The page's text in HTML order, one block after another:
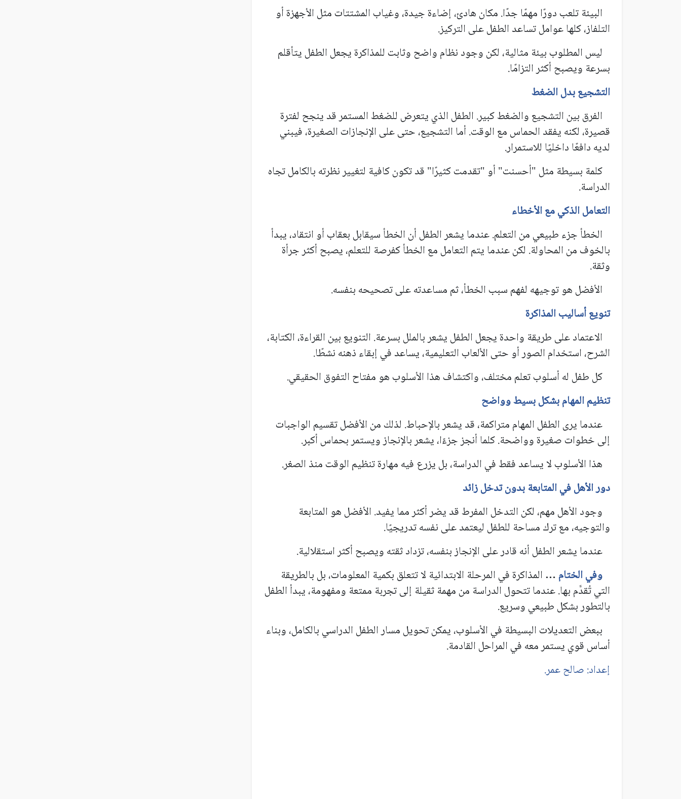
البيئة تلعب دورًا مهمًا جدًا. مكان هادئ، إضاءة جيدة، وغياب المشتتات مثل الأجهزة أو
التلفاز، كلها عوامل تساعد الطفل على التركيز.
ليس المطلوب بيئة مثالية، لكن وجود نظام واضح وثابت للمذاكرة يجعل الطفل يتأقلم
بسرعة ويصبح أكثر التزامًا.
التشجيع بدل الضغط
الفرق بين التشجيع والضغط كبير. الطفل الذي يتعرض للضغط المستمر قد ينجح لفترة
قصيرة، لكنه يفقد الحماس مع الوقت. أما التشجيع، حتى على الإنجازات الصغيرة، فيبني
لديه دافعًا داخليًا للاستمرار.
كلمة بسيطة مثل "أحسنت" أو "تقدمت كثيرًا" قد تكون كافية لتغيير نظرته بالكامل تجاه
الدراسة.
التعامل الذكي مع الأخطاء
الخطأ جزء طبيعي من التعلم. عندما يشعر الطفل أن الخطأ سيقابل بعقاب أو انتقاد، يبدأ
بالخوف من المحاولة. لكن عندما يتم التعامل مع الخطأ كفرصة للتعلم، يصبح أكثر جرأة
وثقة.
الأفضل هو توجيهه لفهم سبب الخطأ، ثم مساعدته على تصحيحه بنفسه.
تنويع أساليب المذاكرة
الاعتماد على طريقة واحدة يجعل الطفل يشعر بالملل بسرعة. التنويع بين القراءة، الكتابة،
الشرح، استخدام الصور أو حتى الألعاب التعليمية، يساعد في إبقاء ذهنه نشطًا.
كل طفل له أسلوب تعلم مختلف، واكتشاف هذا الأسلوب هو مفتاح التفوق الحقيقي.
تنظيم المهام بشكل بسيط وواضح
عندما يرى الطفل المهام متراكمة، قد يشعر بالإحباط. لذلك من الأفضل تقسيم الواجبات
إلى خطوات صغيرة وواضحة. كلما أنجز جزءًا، يشعر بالإنجاز ويستمر بحماس أكبر.
هذا الأسلوب لا يساعد فقط في الدراسة، بل يزرع فيه مهارة تنظيم الوقت منذ الصغر.
دور الأهل في المتابعة بدون تدخل زائد
وجود الأهل مهم، لكن التدخل المفرط قد يضر أكثر مما يفيد. الأفضل هو المتابعة
والتوجيه، مع ترك مساحة للطفل ليعتمد على نفسه تدريجيًا.
عندما يشعر الطفل أنه قادر على الإنجاز بنفسه، تزداد ثقته ويصبح أكثر استقلالية.
وفي الختام … المذاكرة في المرحلة الابتدائية لا تتعلق بكمية المعلومات، بل بالطريقة
التي تُقدَّم بها. عندما تتحول الدراسة من مهمة ثقيلة إلى تجربة ممتعة ومفهومة، يبدأ الطفل
بالتطور بشكل طبيعي وسريع.
ببعض التعديلات البسيطة في الأسلوب، يمكن تحويل مسار الطفل الدراسي بالكامل، وبناء
أساس قوي يستمر معه في المراحل القادمة.
إعداد: صالح عمر.